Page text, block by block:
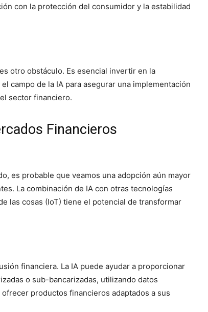
con la protección del consumidor y la estabilidad
otro obstáculo. Es esencial invertir en la
campo de la IA para asegurar una implementación
sector financiero.
Financieros
es probable que veamos una adopción aún mayor
La combinación de IA con otras tecnologías
las cosas (IoT) tiene el potencial de transformar
financiera. La IA puede ayudar a proporcionar
o sub-bancarizadas, utilizando datos
productos financieros adaptados a sus